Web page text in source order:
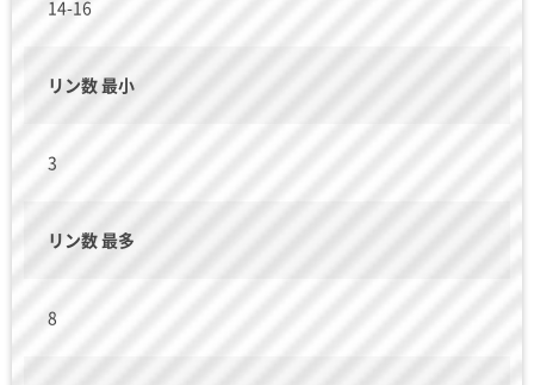
14-16
リン数 最小
3
リン数 最多
8